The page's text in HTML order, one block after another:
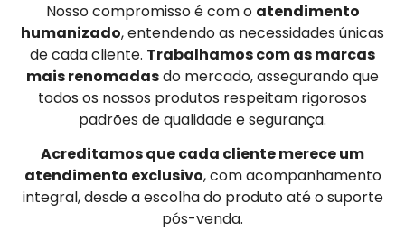
Nosso compromisso é com o atendimento
humanizado, entendendo as necessidades únicas
de cada cliente. Trabalhamos com as marcas
mais renomadasdo mercado, assegurando que
todos os nossos produtos respeitam rigorosos
padrões de qualidade e segurança.
Acreditamos que cada cliente merece um
atendimento exclusivo, com acompanhamento
integral, desde a escolha do produto até o suporte
pós-venda.